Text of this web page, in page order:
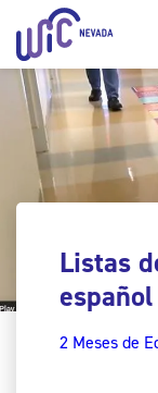
Listas
español
2 Meses de